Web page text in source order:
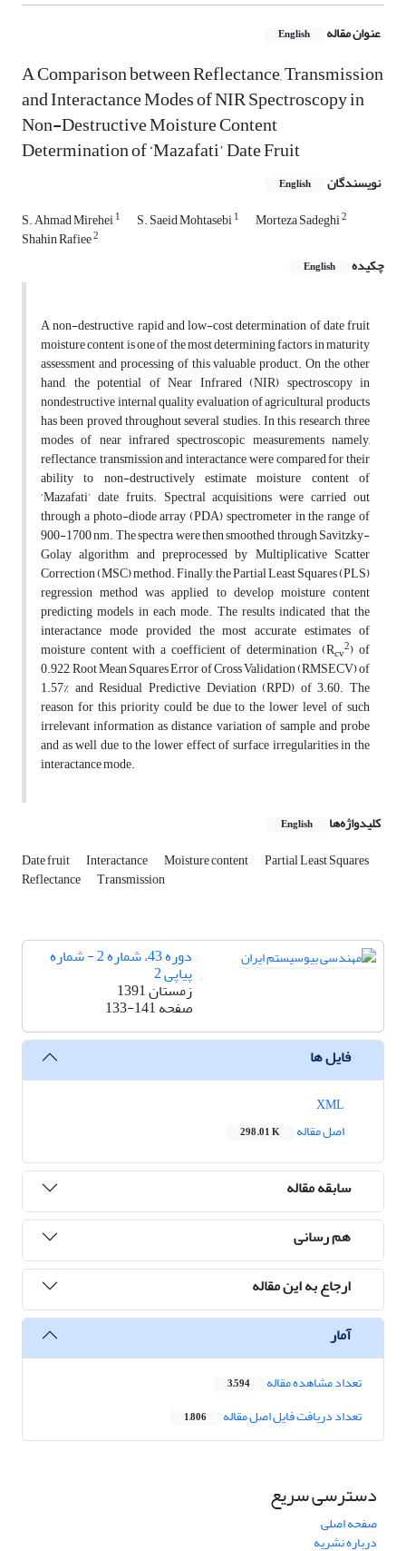
عنوان مقاله English
A Comparison between Reflectance, Transmission
and Interactance Modes of NIR Spectroscopy in
Non-Destructive Moisture Content
Determination of ‘Mazafati’ Date Fruit
نویسندگان English
S. Ahmad Mirehei1 S. Saeid Mohtasebi1 Morteza Sadeghi2
Shahin Rafiee2
چکیده English
A non-destructive, rapid and low-cost determination of date fruit
moisture content is one of the most determining factors in maturity
assessment and processing of this valuable product. On the other
hand, the potential of Near Infrared (NIR) spectroscopy in
nondestructive internal quality evaluation of agricultural products
has been proved throughout several studies. In this research, three
modes of near infrared spectroscopic measurements namely,
reflectance, transmission and interactance, were compared for their
ability to non-destructively estimate moisture content of
‘Mazafati’ date fruits. Spectral acquisitions were carried out
through a photo-diode array (PDA) spectrometer in the range of
900-1700 nm. The spectra were then smoothed through Savitzky-
Golay algorithm and preprocessed by Multiplicative Scatter
Correction (MSC) method. Finally, the Partial Least Squares (PLS)
regression method was applied to develop moisture content
predicting models in each mode. The results indicated that the
interactance mode provided the most accurate estimates of
moisture content with a coefficient of determination (Rcv2) of
0.922, Root Mean Squares Error of Cross Validation (RMSECV) of
1.57% and Residual Predictive Deviation (RPD) of 3.60. The
reason for this priority could be due to the lower level of such
irrelevant information as distance variation of sample and probe
and as well due to the lower effect of surface irregularities in the
interactance mode.
کلیدواژه‌ها English
Date fruit Interactance Moisture content Partial Least Squares
Reflectance Transmission
دوره 43، شماره 2 - شماره
پیاپی 2
زمستان 1391
صفحه133-141
فایل ها
اصل مقاله
298.01 K
سابقه مقاله
هم رسانی
ارجاع به این مقاله
آمار
تعداد مشاهده مقاله 3,594
تعداد دریافت فایل اصل مقاله 1,806
دسترسی سریع
صفحه اصلی
درباره نشریه